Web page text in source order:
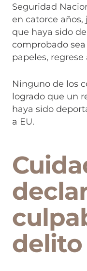
Seguridad
en catorce
que haya sido
comprobado
papeles, regrese
Ninguno de los
logrado que un
haya sido
a EU.
delito